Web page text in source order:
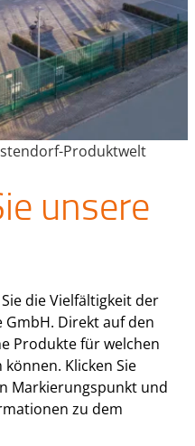
Produktwelt
unsere
die Vielfältigkeit der
Direkt auf den
Produkte für welchen
Klicken Sie
Markierungspunkt und
zu dem